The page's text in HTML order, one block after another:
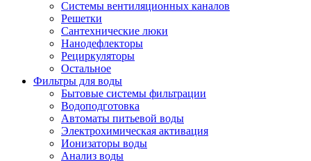
Системы вентиляционных каналов
Решетки
Сантехнические люки
Нанодефлекторы
Рециркуляторы
Остальное
Фильтры для воды
Бытовые системы фильтрации
Водоподготовка
Автоматы питьевой воды
Электрохимическая активация
Ионизаторы воды
Анализ воды